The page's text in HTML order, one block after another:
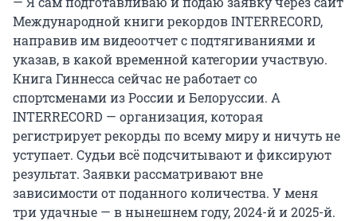
Международной книги рекордов INTERRECORD,
направив им видеоотчет с подтягиваниями и
указав, в какой временной категории участвую.
Книга Гиннесса сейчас не работает со
спортсменами из России и Белоруссии. А
INTERRECORD — организация, которая
регистрирует рекорды по всему миру и ничуть не
уступает. Судьи всё подсчитывают и фиксируют
результат. Заявки рассматривают вне
зависимости от поданного количества. У меня
три удачные — в нынешнем году, 2024-й и 2025-й.